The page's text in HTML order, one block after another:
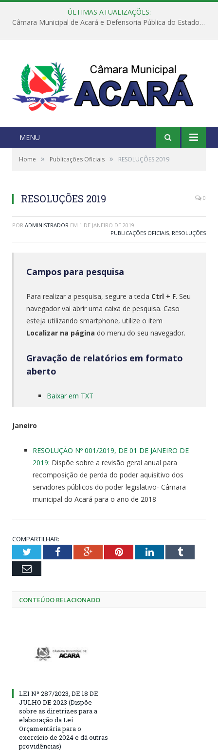
ÚLTIMAS ATUALIZAÇÕES:
Câmara Municipal de Acará e Defensoria Pública do Estado, promovem Ação Balcão de Direitos
MENU
Home » Publicações Oficiais » RESOLUÇÕES 2019
RESOLUÇÕES 2019 0
POR ADMINISTRADOR EM 1 DE JANEIRO DE 2019
PUBLICAÇÕES OFICIAIS, RESOLUÇÕES
Campos para pesquisa
Para realizar a pesquisa, segure a tecla Ctrl + F. Seu
navegador vai abrir uma caixa de pesquisa. Caso
esteja utilizando smartphone, utilize o item
Localizar na página do menu do seu navegador.
Gravação de relatórios em formato
aberto
Baixar em TXT
Janeiro
RESOLUÇÃO Nº 001/2019, DE 01 DE JANEIRO DE
2019: Dispõe sobre a revisão geral anual para
recomposição de perda do poder aquisitivo dos
servidores públicos do poder legislativo- Câmara
municipal do Acará para o ano de 2018
COMPARTILHAR:
TwitterFacebookGoogle+PinterestLinkedInTumblr
Email
CONTEÚDO RELACIONADO
LEI Nº 287/2023, DE 18 DE
JULHO DE 2023 (Dispõe
sobre as diretrizes para a
elaboração da Lei
Orçamentária para o
exercício de 2024 e dá outras
providências)